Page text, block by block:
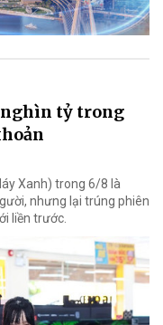
nghìn tỷ trong
Xanh) trong 6/8 là
nhưng lại trúng phiên
liền trước.